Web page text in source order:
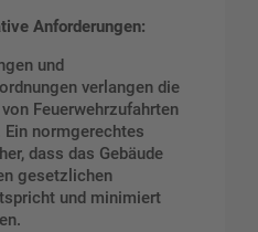
Anforderungen:
und
verlangen die
Feuerwehrzufahrten
normgerechtes
dass das Gebäude
gesetzlichen
und minimiert